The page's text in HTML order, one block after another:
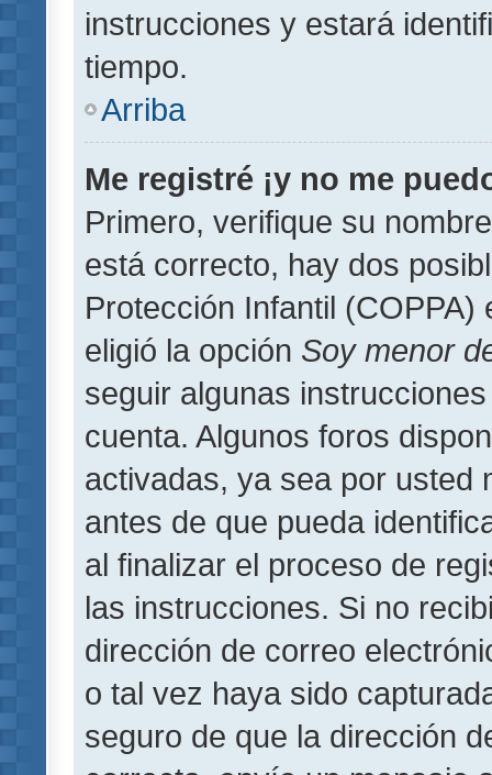
instrucciones y estará
tiempo.
Arriba
Me registré ¡y no me
Primero, verifique su
está correcto, hay dos
Protección Infantil
eligió la opción Soy menor
seguir algunas
cuenta. Algunos foros
activadas, ya sea por usted
antes de que pueda
al finalizar el proceso de
las instrucciones. Si no
dirección de correo
o tal vez haya sido
seguro de que la dirección